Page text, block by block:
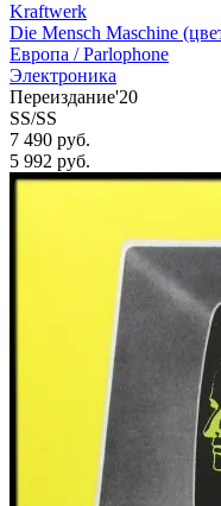
Kraftwerk
Die Mensch Maschine
Европа /Parlophone
Электроника
Переиздание'20
SS/SS
7 490 руб.
5 992 руб.